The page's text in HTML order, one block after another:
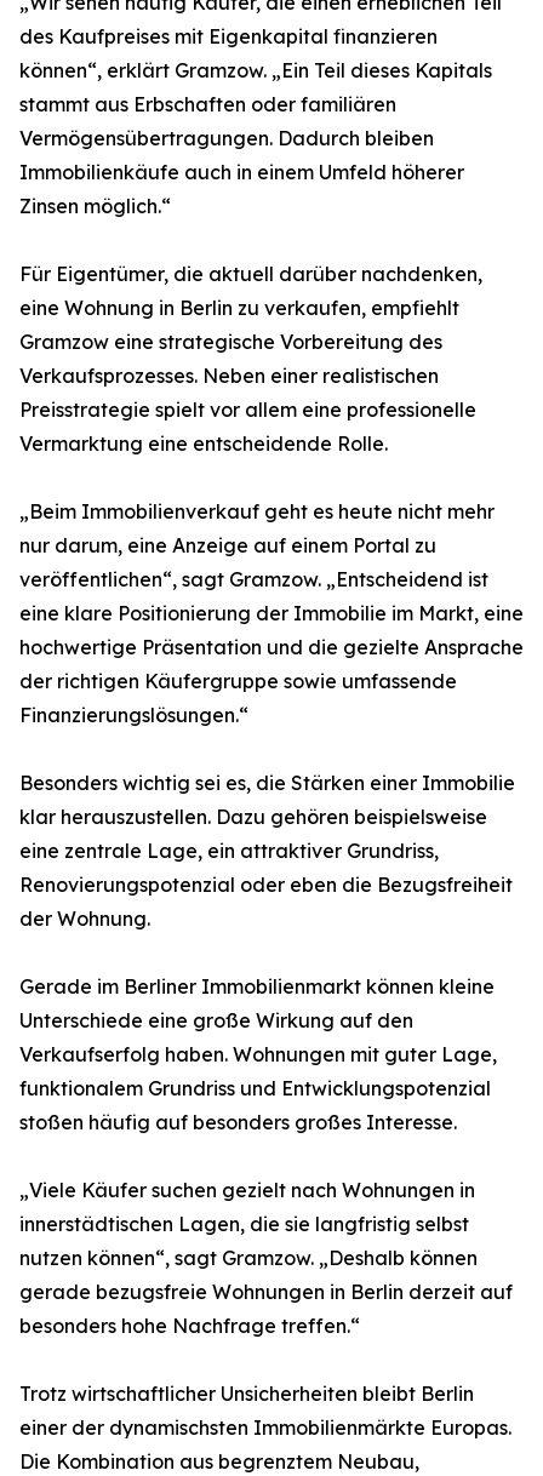
des Kaufpreises mit Eigenkapital finanzieren
können“, erklärt Gramzow. „Ein Teil dieses Kapitals
stammt aus Erbschaften oder familiären
Vermögensübertragungen. Dadurch bleiben
Immobilienkäufe auch in einem Umfeld höherer
Zinsen möglich.“
Für Eigentümer, die aktuell darüber nachdenken,
eine Wohnung in Berlin zu verkaufen, empfiehlt
Gramzow eine strategische Vorbereitung des
Verkaufsprozesses. Neben einer realistischen
Preisstrategie spielt vor allem eine professionelle
Vermarktung eine entscheidende Rolle.
„Beim Immobilienverkauf geht es heute nicht mehr
nur darum, eine Anzeige auf einem Portal zu
veröffentlichen“, sagt Gramzow. „Entscheidend ist
eine klare Positionierung der Immobilie im Markt, eine
hochwertige Präsentation und die gezielte Ansprache
der richtigen Käufergruppe sowie umfassende
Finanzierungslösungen.“
Besonders wichtig sei es, die Stärken einer Immobilie
klar herauszustellen. Dazu gehören beispielsweise
eine zentrale Lage, ein attraktiver Grundriss,
Renovierungspotenzial oder eben die Bezugsfreiheit
der Wohnung.
Gerade im Berliner Immobilienmarkt können kleine
Unterschiede eine große Wirkung auf den
Verkaufserfolg haben. Wohnungen mit guter Lage,
funktionalem Grundriss und Entwicklungspotenzial
stoßen häufig auf besonders großes Interesse.
„Viele Käufer suchen gezielt nach Wohnungen in
innerstädtischen Lagen, die sie langfristig selbst
nutzen können“, sagt Gramzow. „Deshalb können
gerade bezugsfreie Wohnungen in Berlin derzeit auf
besonders hohe Nachfrage treffen.“
Trotz wirtschaftlicher Unsicherheiten bleibt Berlin
einer der dynamischsten Immobilienmärkte Europas.
Die Kombination aus begrenztem Neubau,